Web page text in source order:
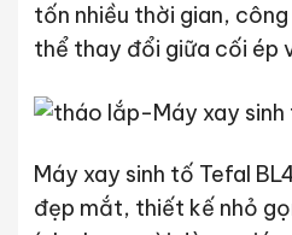
tốn nhiều thời gian,
thể thay đổi giữa cối ép
Máy xay sinh tố Tefal
đẹp mắt, thiết kế nhỏ